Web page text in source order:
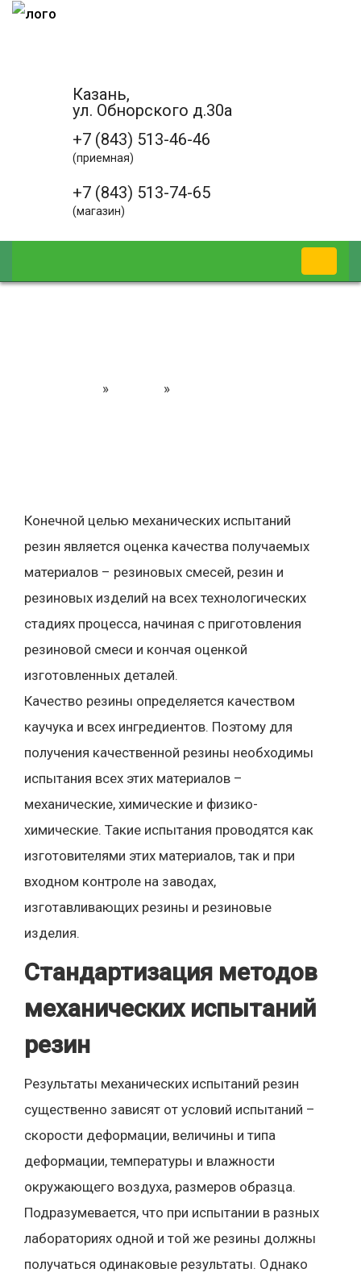
Казань,
ул. Обнорского д.30а
+7 (843) 513-46-46
(приемная)
+7 (843) 513-74-65
(магазин)
» »
Конечной целью механических испытаний
резин является оценка качества получаемых
материалов – резиновых смесей, резин и
резиновых изделий на всех технологических
стадиях процесса, начиная с приготовления
резиновой смеси и кончая оценкой
изготовленных деталей.
Качество резины определяется качеством
каучука и всех ингредиентов. Поэтому для
получения качественной резины необходимы
испытания всех этих материалов –
механические, химические и физико-
химические. Такие испытания проводятся как
изготовителями этих материалов, так и при
входном контроле на заводах,
изготавливающих резины и резиновые
изделия.
Стандартизация методов
механических испытаний
резин
Результаты механических испытаний резин
существенно зависят от условий испытаний –
скорости деформации, величины и типа
деформации, температуры и влажности
окружающего воздуха, размеров образца.
Подразумевается, что при испытании в разных
лабораториях одной и той же резины должны
получаться одинаковые результаты. Однако